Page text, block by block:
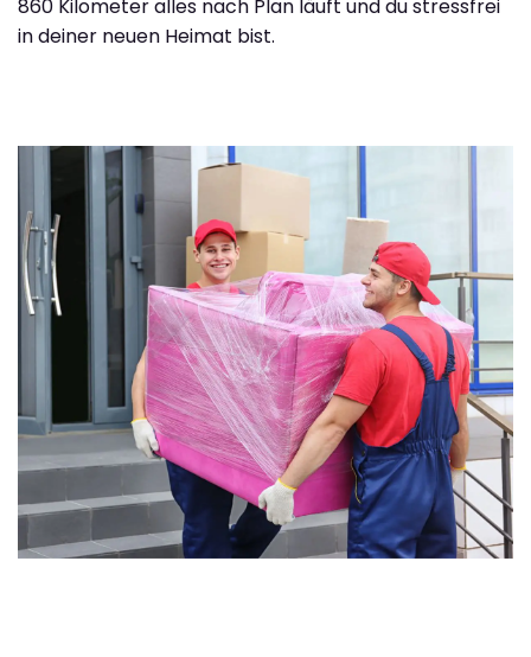
860 Kilometer alles nach Plan läuft und du stressfrei
in deiner neuen Heimat bist.